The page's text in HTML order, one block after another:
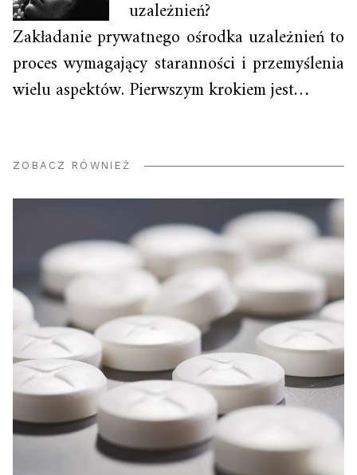
uzależnień?
Zakładanie prywatnego ośrodka uzależnień to
proces wymagający staranności i przemyślenia
wielu aspektów. Pierwszym krokiem jest…
ZOBACZ RÓWNIEŻ